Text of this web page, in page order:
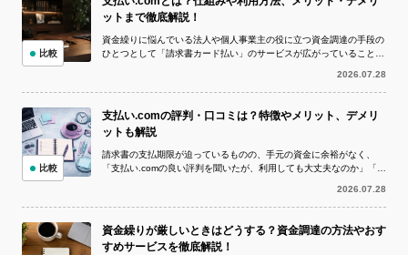
ットまで徹底解説！
資金繰りに悩んでいる法人や個人事業主の役に立つ資金調達の手段の
ひとつとして「請求書カード払い」のサービスが広がっていることを
2026.07.28
比較
支払い.comの評判・口コミは？特徴やメリット、デメリ
ットも解説
請求書の支払期限が迫っているものの、手元の資金に余裕がなく、
「支払い.comの良い評判を聞いたが、利用しても大丈夫なのか」「実
2026.07.28
比較
資金繰りが厳しいときはどうする？資金調達の方法やおす
すめサービスを徹底解説！